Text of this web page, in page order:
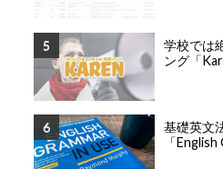
学校では
ング「
基礎英文
「